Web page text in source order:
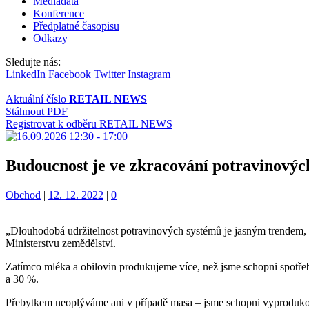
Konference
Předplatné časopisu
Odkazy
Sledujte nás:
LinkedIn Facebook Twitter Instagram
Aktuální číslo RETAIL NEWS
Stáhnout PDF
Registrovat k odběru RETAIL NEWS
Budoucnost je ve zkracování
Kategorie:
Obchod | 12. 12. 2022 | 0
„Dlouhodobá udržitelnost potravinových systémů je jasným
Ministerstvu zemědělství.
Zatímco mléka a obilovin produkujeme více, než jsme schopni
a 30 %.
Přebytkem neoplýváme ani v případě masa – jsme schopni